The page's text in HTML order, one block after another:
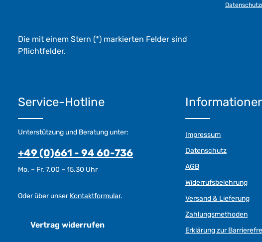
Die mit einem Stern (*) markierten Felder sind
Pflichtfelder.
Service-Hotline
Unterstützung und Beratung unter:
+49 (0)661 - 94 60-736
Mo. – Fr. 7.00 – 15.30 Uhr
Oder über unserKontaktformular.
Vertrag widerrufen
Impressum
Datenschutz
AGB
Widerrufsbelehrung
Versand & Lieferung
Zahlungsmethoden
Erklärung zur